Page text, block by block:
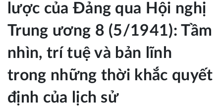
lược của Đảng qua Hội nghị
Trung ương 8 (5/1941): Tầm
nhìn, trí tuệ và bản lĩnh
trong những thời khắc quyết
định của lịch sử